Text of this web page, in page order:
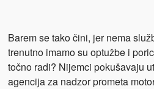
Barem se tako čini, jer nema
trenutno imamo su optužbe i
točno radi? Nijemci pokušavaju
agencija za nadzor prometa